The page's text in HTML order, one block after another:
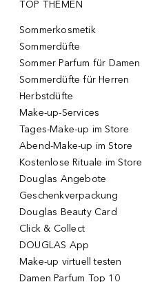
TOP THEMEN
Sommerkosmetik
Sommerdüfte
Sommer Parfum für Damen
Sommerdüfte für Herren
Herbstdüfte
Make-up-Services
Tages-Make-up im Store
Abend-Make-up im Store
Kostenlose Rituale im Store
Douglas Angebote
Geschenkverpackung
Douglas Beauty Card
Click & Collect
DOUGLAS App
Make-up virtuell testen
Damen Parfum Top 10